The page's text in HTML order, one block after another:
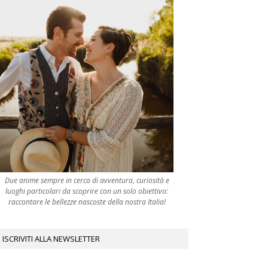
Due anime sempre in cerca di avventura, curiosità e
luoghi particolari da scoprire con un solo obiettivo:
raccontare le bellezze nascoste della nostra Italia!
ISCRIVITI ALLA NEWSLETTER